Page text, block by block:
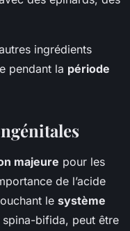
ingrédients
pendant la période
majeure pour les
de l’acide
le système
bifida, peut être